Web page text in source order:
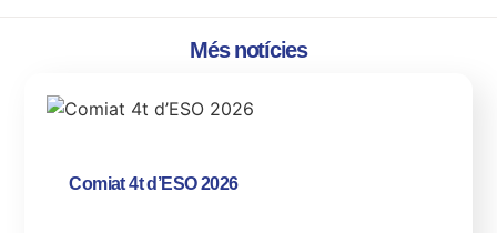
Més notícies
Comiat 4t d’ESO 2026